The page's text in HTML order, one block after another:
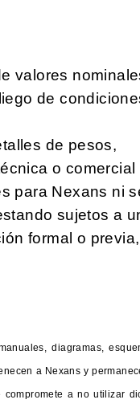
valores
de
de pesos,
o comercial
para Nexans ni
sujetos a
formal o previa,
diagramas,
a Nexans y
a no utilizar